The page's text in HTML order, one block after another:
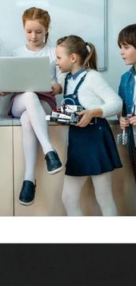
del business